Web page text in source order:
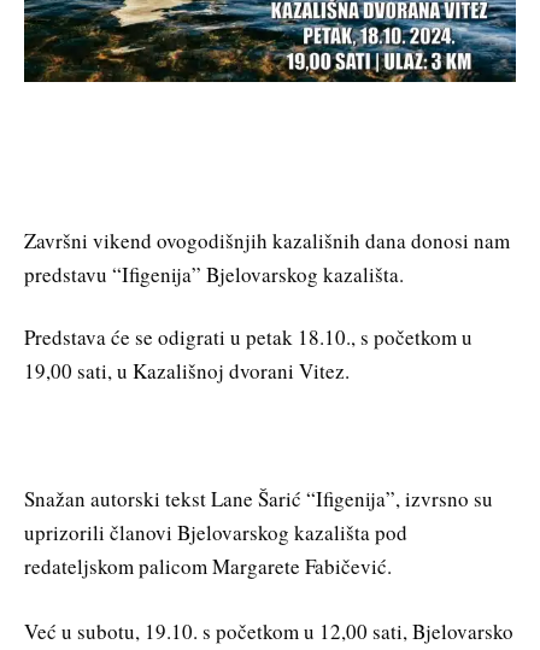
Završni vikend ovogodišnjih kazališnih dana donosi nam
predstavu “Ifigenija” Bjelovarskog kazališta.
Predstava će se odigrati u petak 18.10., s početkom u
19,00 sati, u Kazališnoj dvorani Vitez.
Snažan autorski tekst Lane Šarić “Ifigenija”, izvrsno su
uprizorili članovi Bjelovarskog kazališta pod
redateljskom palicom Margarete Fabičević.
Već u subotu, 19.10. s početkom u 12,00 sati, Bjelovarsko